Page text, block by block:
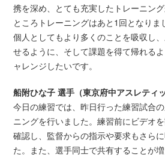
携を深め、とても充実したトレーニン
ところトレーニングはあと1回となりま
個人としてもより多くのことを吸収し
せるように、そして課題を得て帰れる
ャレンジしたいです。
船附ひな子 選手（東京府中アスレティ
今日の練習では、昨日行った練習試合
ニングを行いました。練習前にビデオ
確認し、監督からの指示や要求もさら
た。また、選手同士で共有することが